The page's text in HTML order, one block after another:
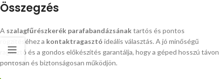
Összegzés
A szalagfűrészkerék parafabandázsánaktartós és pontos
rögzítéséhez a kontaktragasztó ideális választás. A jó minőségű
ragasztó és a gondos előkészítés garantálja, hogy a géped hosszú távon
pontosan és biztonságosan működjön.